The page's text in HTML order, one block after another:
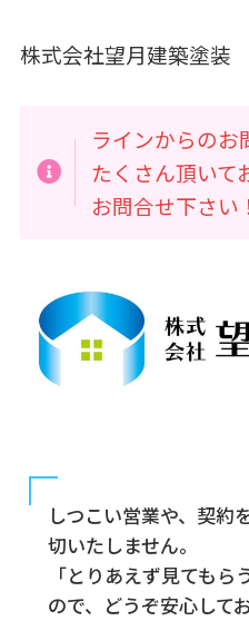
株式会社望月建築塗装
ラインからのお
たくさん頂いて
お問合せ下さい
しつこい営業や、契約
切いたしません。
「とりあえず見ても
ので、どうぞ安心して